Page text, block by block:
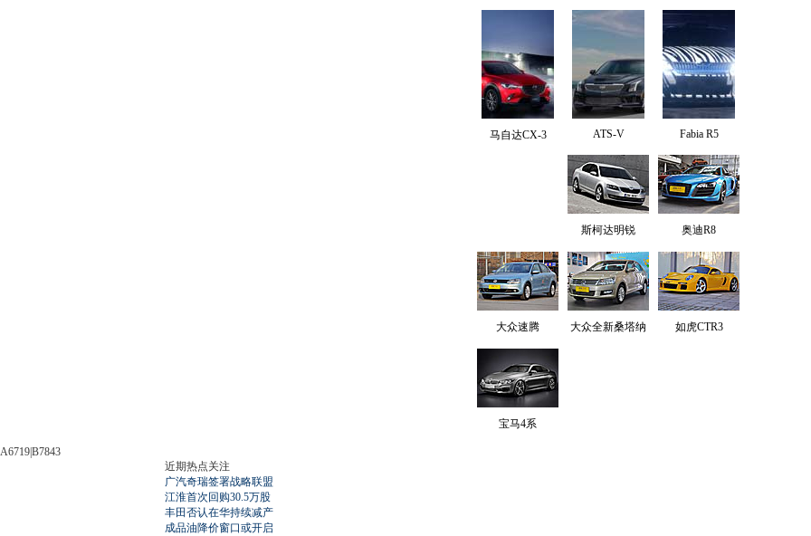
马自达CX-3 ATS-V Fabia R5
斯柯达明锐 奥迪R8
大众速腾 大众全新桑塔纳 如虎CTR3
宝马4系
A6719|B7843
近期热点关注
广汽奇瑞签署战略联盟
江淮首次回购30.5万股
丰田否认在华持续减产
成品油降价窗口或开启